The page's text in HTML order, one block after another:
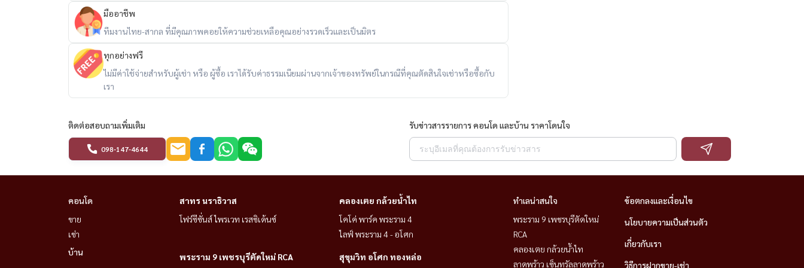
• บริการรถตุ๊กตุ๊กรับส่งฟรีไปยัง BTS พร้อมพงษ์, อโศก และ MRT อโศก
• เดิน 7 นาทีถึงเอ็มควอเทียร์และเอ็มโพเรียม
• เดินทางสะดวกไปยังสุขุมวิท, อโศก, พร้อมพงษ์, ถ.เพชรบุรี และทางด่วนพระราม 5 / พระราม 9
• ชุมชนเงียบสงบและปลอดภัย
• เหมาะสำหรับชาวต่างชาติ ผู้บริหาร และครอบครัว
---------------------------------------------------
Prime Mansion Sukhumvit 31
出租 — 公寓（低层）| 2 卧室，118 平方米
位置：曼谷素坤逸31号Prime Mansion
主要特点：
• 2间卧室，2间浴室，1间厨房，1间客厅，1个用餐区
• 私人停车位
มืออาชีพ
ทีมงานไทย-สากล ที่มีคุณภาพคอยให้ความช่วยเหลือคุณอย่างรวดเร็วและเป็นมิตร
ทุกอย่างฟรี
ไม่มีค่าใช้จ่ายสำหรับผู้เช่า หรือ ผู้ซื้อ เราได้รับค่าธรรมเนียมผ่านจากเจ้าของทรัพย์ในกรณีที่คุณตัดสินใจเช่าหรือซื้อกับ
เรา
ติดต่อสอบถามเพิ่มเติม
098-147-4644
รับข่าวสารรายการ คอนโด และบ้าน ราคาโดนใจ
คอนโด
ขาย
เช่า
บ้าน
สาทร นราธิวาส
โฟร์ซีซั่นส์ ไพรเวท เรสซิเด้นซ์
คลองเตย กล้วยน้ำไท
โคโค่ พาร์ค พระราม 4
ไลฟ์ พระราม 4 - อโศก
พระราม 9 เพชรบุรีตัดใหม่ RCA สุขุมวิท อโศก ทองหล่อ
ทำเลน่าสนใจ
พระราม 9 เพชรบุรีตัดใหม่
RCA
คลองเตย กล้วยน้ำไท
ลาดพร้าว เซ็นทรัลลาดพร้าว
ข้อตกลงและเงื่อนไข
นโยบายความเป็นส่วนตัว
เกี่ยวกับเรา
วิธีการฝากขาย-เช่า